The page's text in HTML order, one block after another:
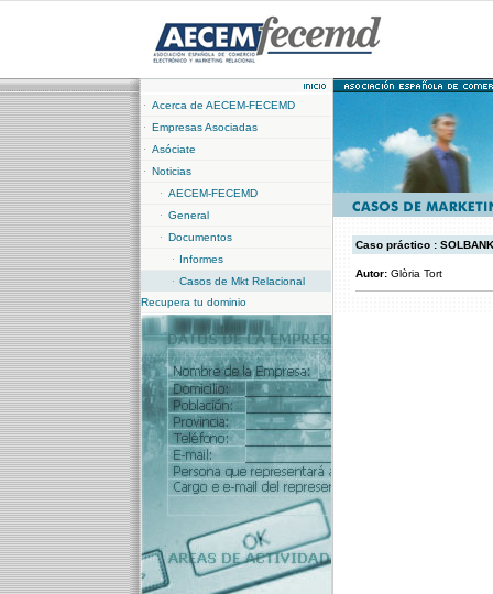
Acerca de AECEM-FECEMD
Empresas Asociadas
Asóciate
Noticias
AECEM-FECEMD
General
Documentos
Informes
Casos de Mkt Relacional
Recupera tu dominio
Caso práctico : SOLBANK
Autor: Glòria Tort